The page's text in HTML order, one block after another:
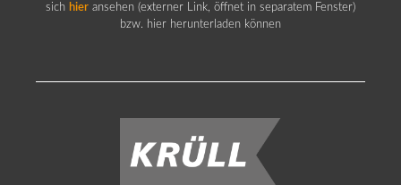
sich hier ansehen (externer Link, öffnet in separatem Fenster)
bzw. hier herunterladen können